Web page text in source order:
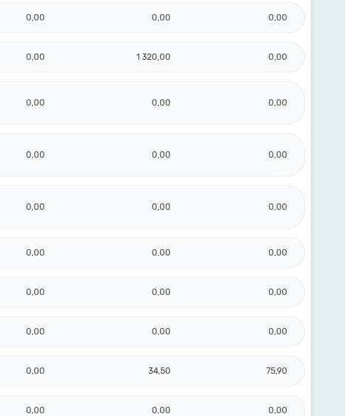
0,00 0,00 0,00
0,00 1 320,00 0,00
0,00 0,00 0,00
0,00 0,00 0,00
0,00 0,00 0,00
0,00 0,00 0,00
0,00 0,00 0,00
0,00 0,00 0,00
0,00 34,50 75,90
0,00 0,00 0,00